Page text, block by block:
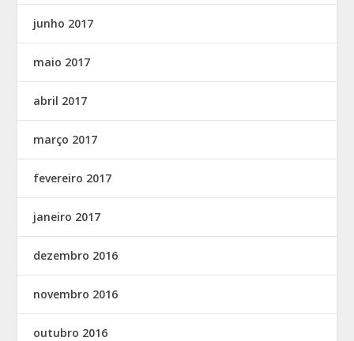
junho 2017
maio 2017
abril 2017
março 2017
fevereiro 2017
janeiro 2017
dezembro 2016
novembro 2016
outubro 2016